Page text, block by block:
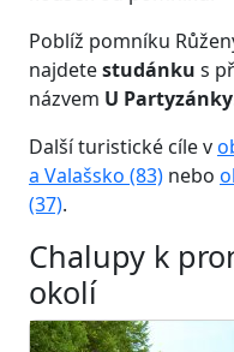
Poblíž pomníku
najdetestudánku s
názvem U Partyzánky
Další turistické cíle v
a Valašsko (83) nebo
(37).
Chalupy k
okolí